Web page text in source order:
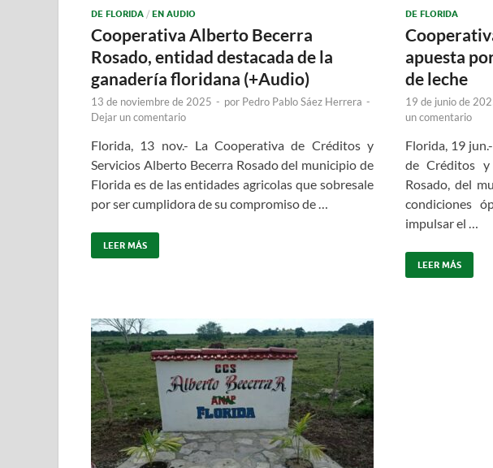
DE FLORIDA / EN AUDIO
Cooperativa Alberto Becerra
Rosado, entidad destacada de la
ganadería floridana (+Audio)
13 de noviembre de 2025 - por Pedro Pablo Sáez Herrera -
Dejar un comentario
Florida, 13 nov.- La Cooperativa de Créditos y
Servicios Alberto Becerra Rosado del municipio de
Florida es de las entidades agricolas que sobresale
por ser cumplidora de su compromiso de …
LEER MÁS
DE FLORIDA
apuesta
de leche
19 de junio de
un comentario
Florida, 19
de Créditos y
Rosado, del
condiciones
impulsar el …
LEER MÁS